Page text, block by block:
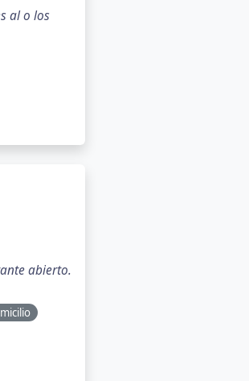
al o los
abierto.